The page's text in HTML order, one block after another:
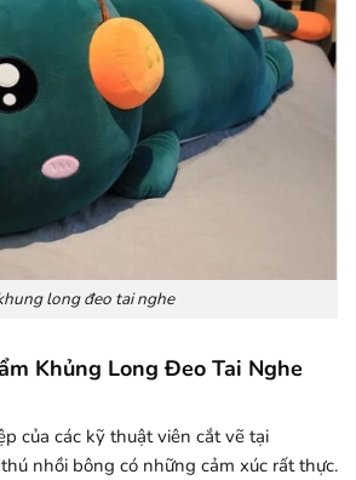
long đeo tai nghe
Khủng Long Đeo Tai Nghe
của các kỹ thuật viên cắt vẽ tại
nhồi bông có những cảm xúc rất thực.